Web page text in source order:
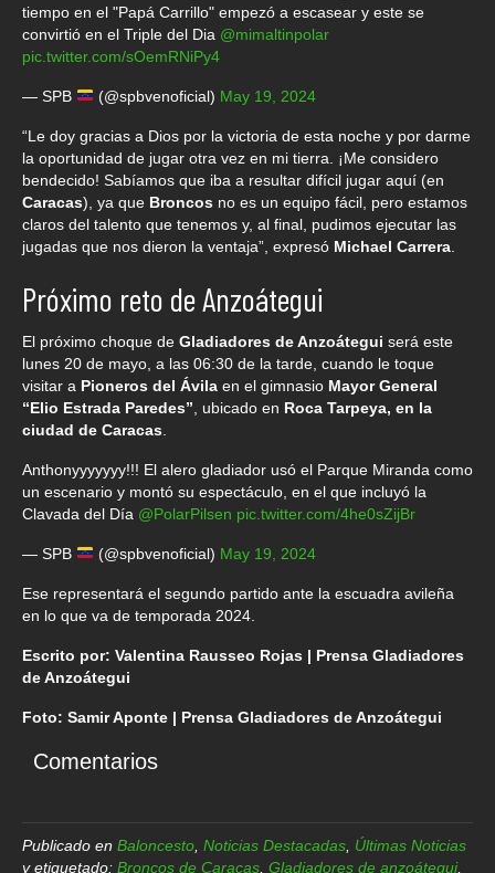
tiempo en el "Papá Carrillo" empezó a escasear y este se
convirtió en el Triple del Dia @mimaltinpolar
pic.twitter.com/sOemRNiPy4
— SPB (@spbvenoficial) May 19, 2024
“Le doy gracias a Dios por la victoria de esta noche y por darme
la oportunidad de jugar otra vez en mi tierra. ¡Me considero
bendecido! Sabíamos que iba a resultar difícil jugar aquí (en
Caracas), ya que Broncos no es un equipo fácil, pero estamos
claros del talento que tenemos y, al final, pudimos ejecutar las
jugadas que nos dieron la ventaja”, expresó Michael Carrera
Próximo reto de Anzoátegui
El próximo choque de Gladiadores de Anzoátegui será este
lunes 20 de mayo, a las 06:30 de la tarde, cuando le toque
visitar a Pioneros del Ávila en el gimnasio Mayor General
“Elio Estrada Paredes” , ubicado en Roca Tarpeya, en la
ciudad de Caracas
Anthonyyyyyyy!!! El alero gladiador usó el Parque Miranda como
un escenario y montó su espectáculo, en el que incluyó la
Clavada del Día @PolarPilsen pic.twitter.com/4he0sZijBr
— SPB (@spbvenoficial) May 19, 2024
Ese representará el segundo partido ante la escuadra avileña
en lo que va de temporada 2024.
Escrito por: Valentina Rausseo Rojas | Prensa Gladiadores
de Anzoátegui
Foto: Samir Aponte | Prensa Gladiadores de Anzoátegui
Comentarios
Publicado en Baloncesto Noticias Destacadas Últimas Noticias
y etiquetado: Broncos de Caracas Gladiadores de anzoátegui,